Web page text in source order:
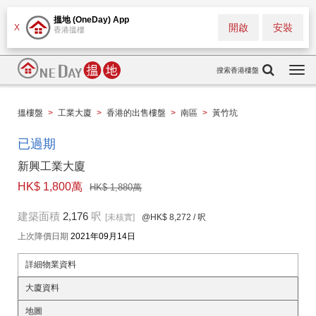
X
搵地 (OneDay) App
香港搵樓 安裝
開啟
搜索香港樓盤
搵樓盤 > 工業大廈 > 香港的出售樓盤 > 南區 > 黃竹坑
已過期
新興工業大廈
HK$ 1,800萬
HK$ 1,880萬
建築面積 2,176 呎 [未核實] @HK$ 8,272 / 呎
上次降價日期 2021年09月14日
詳細物業資料
大廈資料
地圖